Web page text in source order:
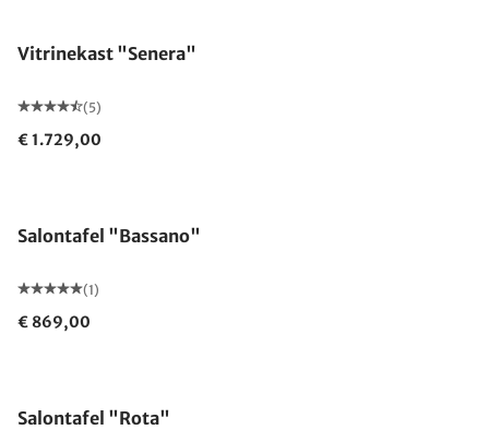
Vitrinekast "Senera"
(5)
€ 1.729,00
Salontafel "Bassano"
(1)
€ 869,00
Salontafel "Rota"